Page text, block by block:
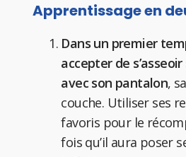
Apprentissage en
Dans un premier
accepter de
avec son pantalon,
couche. Utiliser ses
favoris pour le
fois qu’il aura poser